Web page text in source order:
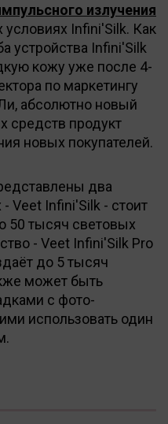
излучения
Infini'Silk. Как
устройства Infini'Silk
кожу уже после 4-
по маркетингу
абсолютно новый
средств продукт
новых покупателей.
два
Veet Infini'Silk - стоит
50 тысяч световых
- Veet Infini'Silk Pro
до 5 тысяч
может быть
с фото-
использовать один